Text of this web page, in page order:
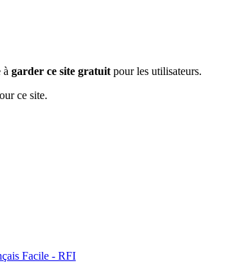
à garder ce site gratuit pour les utilisateurs.
ce site.
Facile - RFI